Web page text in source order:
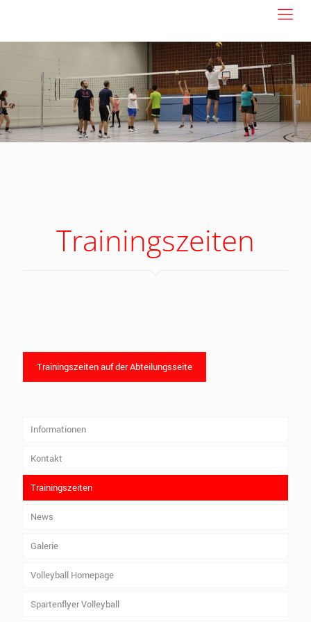
Trainingszeiten
Trainingszeiten auf der Abteilungsseite
Informationen
Kontakt
Trainingszeiten
News
Galerie
Volleyball Homepage
Spartenflyer Volleyball